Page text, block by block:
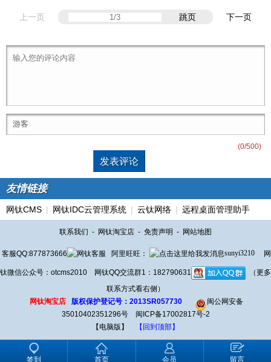
上一页 跳页 下一页
(0/500)
友情链接
网钛CMS | 网钛IDC云管理系统 | 云钛网络 | 远程桌面管理助手
联系我们 - 网钛淘宝店 - 免责声明 - 网站地图
客服QQ:877873666 阿里旺旺： sunyi3210 网
钛微信公众号：otcms2010 网钛QQ交流群1：182790631
（更多
联系方式看右侧）
网钛淘宝店
版权保护登记号：2013SR057730
闽公网安备
35010402351296号
闽ICP备17002817号-2
【电脑版】
【回到顶部】
签到 首页 会员 留言